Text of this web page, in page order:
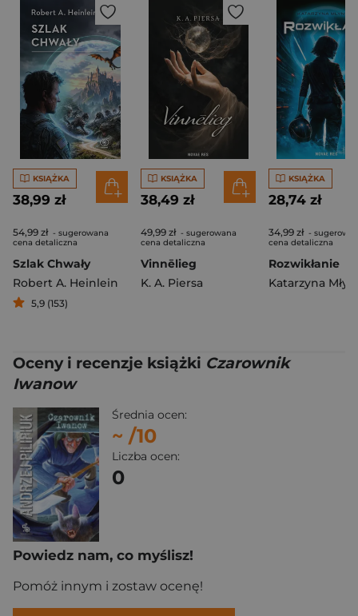
KSIĄŻKA
38,99 zł
54,99 zł - sugerowana
cena detaliczna
Szlak Chwały
Robert A. Heinlein
5,9 (153)
KSIĄŻKA
38,49 zł
49,99 zł - sugerowana
cena detaliczna
Vinnēlieg
K. A. Piersa
KSIĄŻKA
28,74 zł
34,99 zł -
cena detaliczna
Rozwikłanie
Katarzyna
Oceny i recenzje książki Czarownik
Iwanow
Średnia ocen:
~ /10
Liczba ocen:
0
Powiedz nam, co myślisz!
Pomóż innym i zostaw ocenę!